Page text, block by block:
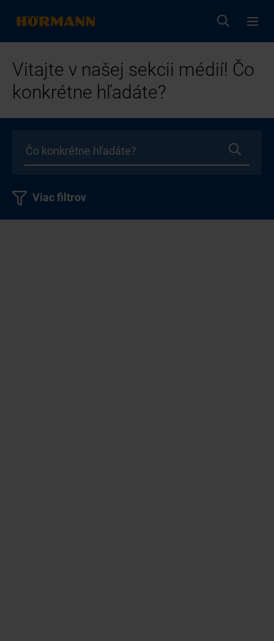
Vitajte v našej sekcii médií! Čo
konkrétne hľadáte?
Viac filtrov